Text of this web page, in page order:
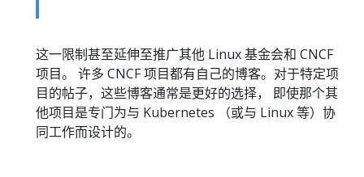
这一限制甚至延伸至推广其他 Linux 基金会和 CNCF
项目。 许多 CNCF 项目都有自己的博客。对于特定项
目的帖子，这些博客通常是更好的选择， 即使那个其
他项目是专门为与 Kubernetes （或与 Linux 等）协
同工作而设计的。